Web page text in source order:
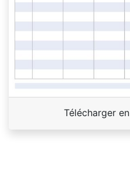
Télécharger en